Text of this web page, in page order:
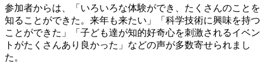
参加者からは、「いろいろな体験ができ、たくさんのことを
知ることができた。来年も来たい」「科学技術に興味を持つ
ことができた」「子ども達が知的好奇心を刺激されるイベン
トがたくさんあり良かった」などの声が多数寄せられまし
た。